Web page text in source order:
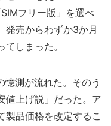
フリー版」を選べ
発売からわずか3か月
しまった。
測が流れた。そのう
値上げ説」だった。ア
製品価格を改定するこ